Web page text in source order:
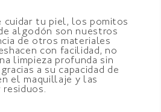
cuidar tu piel, los pomitos
algodón son nuestros
de otros materiales
con facilidad, no
limpieza profunda sin
a su capacidad de
el maquillaje y las
residuos.